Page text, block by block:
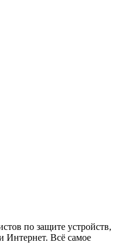
по защите устройств,
Интернет. Всё самое